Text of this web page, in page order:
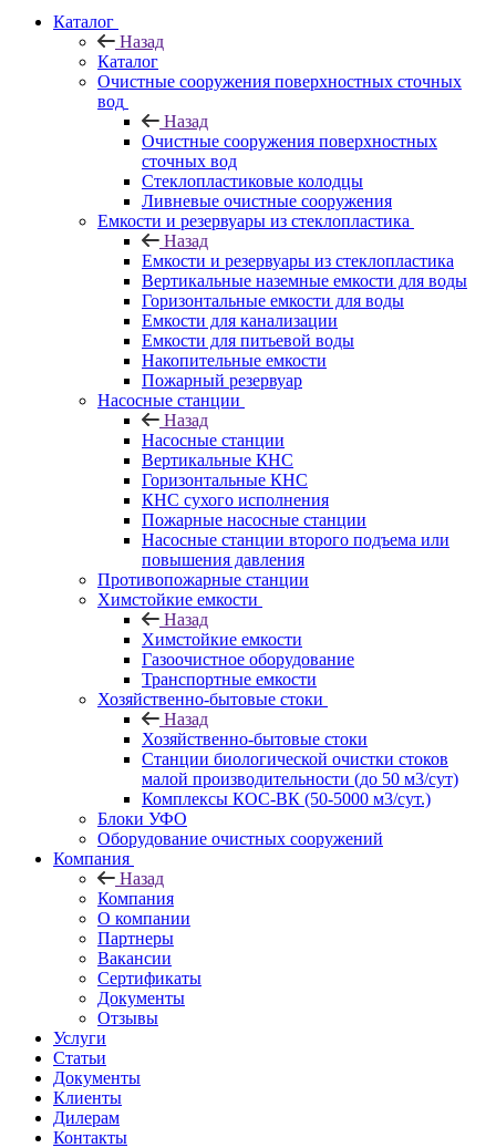
Каталог
Назад
Каталог
Очистные сооружения поверхностных сточных
вод
Назад
Очистные сооружения поверхностных
сточных вод
Стеклопластиковые колодцы
Ливневые очистные сооружения
Емкости и резервуары из стеклопластика
Назад
Емкости и резервуары из стеклопластика
Вертикальные наземные емкости для воды
Горизонтальные емкости для воды
Емкости для канализации
Емкости для питьевой воды
Накопительные емкости
Пожарный резервуар
Насосные станции
Назад
Насосные станции
Вертикальные КНС
Горизонтальные КНС
КНС сухого исполнения
Пожарные насосные станции
Насосные cтанции второго подъема или
повышения давления
Противопожарные станции
Химстойкие емкости
Назад
Химстойкие емкости
Газоочистное оборудование
Транспортные емкости
Хозяйственно-бытовые стоки
Назад
Хозяйственно-бытовые стоки
Станции биологической очистки стоков
малой производительности (до 50 м3/сут)
Комплексы КОС-ВК (50-5000 м3/сут.)
Блоки УФО
Оборудование очистных сооружений
Компания
Назад
Компания
О компании
Партнеры
Вакансии
Сертификаты
Документы
Отзывы
Услуги
Статьи
Документы
Клиенты
Дилерам
Контакты